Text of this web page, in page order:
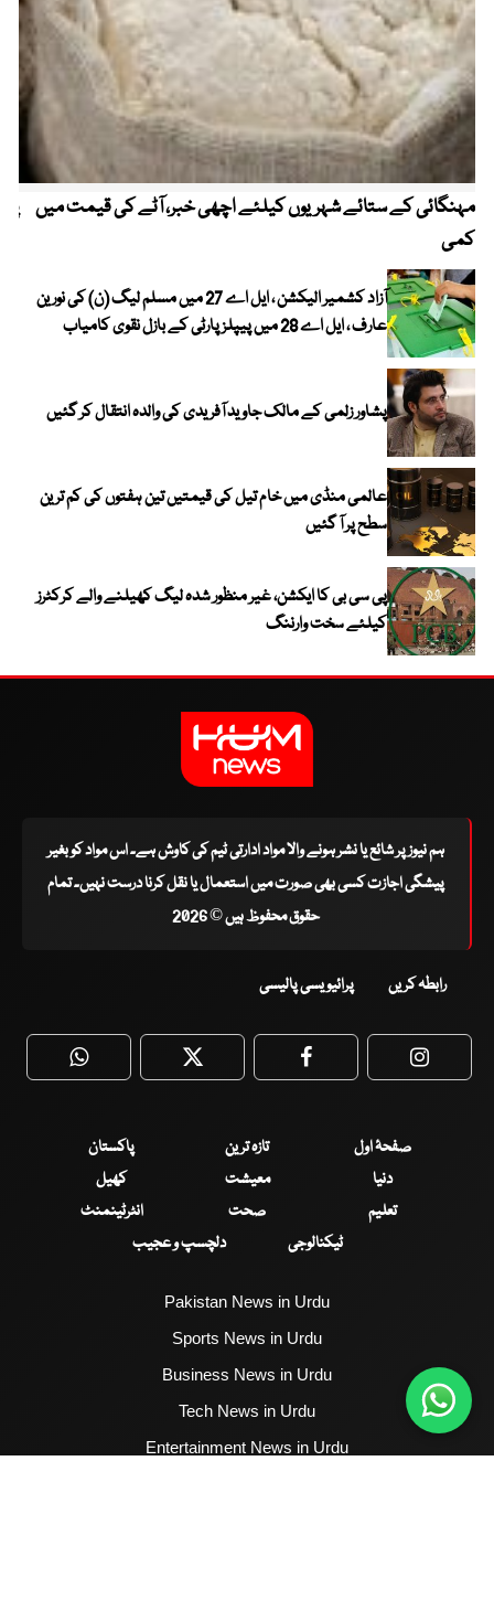
مہنگائی کے ستائے شہریوں کیلئے اچھی خبر، آٹے کی قیمت میں
کمی
آزاد کشمیر الیکشن ، ایل اے 27 میں مسلم لیگ (ن) کی نورین
عارف ، ایل اے 28 میں پیپلز پارٹی کے بازل نقوی کامیاب
پشاور زلمی کے مالک جاوید آفریدی کی والدہ انتقال کر گئیں
عالمی منڈی میں خام تیل کی قیمتیں تین ہفتوں کی کم ترین
سطح پر آ گئیں
پی سی بی کا ایکشن، غیر منظور شدہ لیگ کھیلنے والے کرکٹرز
کیلئے سخت وارننگ
ہم نیوز پر شائع یا نشر ہونے والا مواد ادارتی ٹیم کی کاوش ہے۔ اس مواد کو بغیر
پیشگی اجازت کسی بھی صورت میں استعمال یا نقل کرنا درست نہیں۔ تمام
حقوق محفوظ ہیں © 2026
رابطہ کریں پرائیویسی پالیسی
WhatsApp Twitter Facebook
صفحۂ اول تازہ ترین
پاکستان
دنیا
معیشت
کھیل
تعلیم
صحت
انٹرٹینمنٹ
ٹیکنالوجی
دلچسپ و عجیب
Pakistan News in Urdu
Sports News in Urdu
Business News in Urdu
Tech News in Urdu
Entertainment News in Urdu